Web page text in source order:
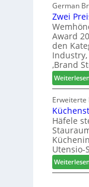
German
Zwei
Award
den
Industry,
‚Brand
Erweiterte
Häfele
Utensio-